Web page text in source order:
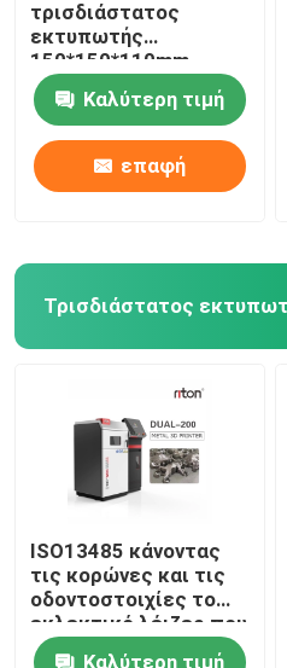
τρισδιάστατος
εκτυπωτής
150*150*110mm
λέιζερ DLP μέγεθος
εκτύπωσης για τα
οδοντικά πρότυπα
μοσχευμάτων
Καλύτερη τιμή
επαφή
Τρισδιάστατος
ISO13485 κάνοντας
τις κορώνες και τις
οδοντοστοιχίες το
εκλεκτικό λέιζερ που
λειώνει τον
Καλύτερη τιμή